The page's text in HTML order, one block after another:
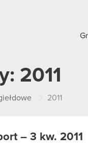
2011
2011
– 3 kw. 2011